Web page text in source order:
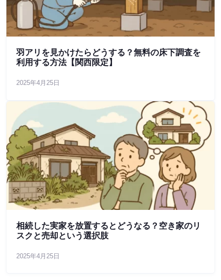
羽アリを見かけたらどうする？無料の床下調査を
利用する方法【関西限定】
2025年4月25日
相続した実家を放置するとどうなる？空き家のリ
スクと売却という選択肢
2025年4月25日